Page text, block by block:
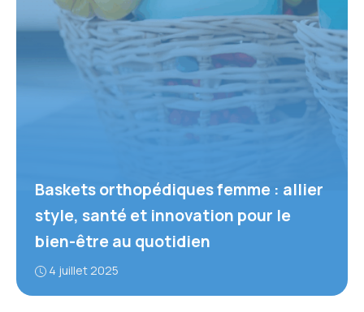
Baskets orthopédiques femme : allier
style, santé et innovation pour le
bien-être au quotidien
4 juillet 2025